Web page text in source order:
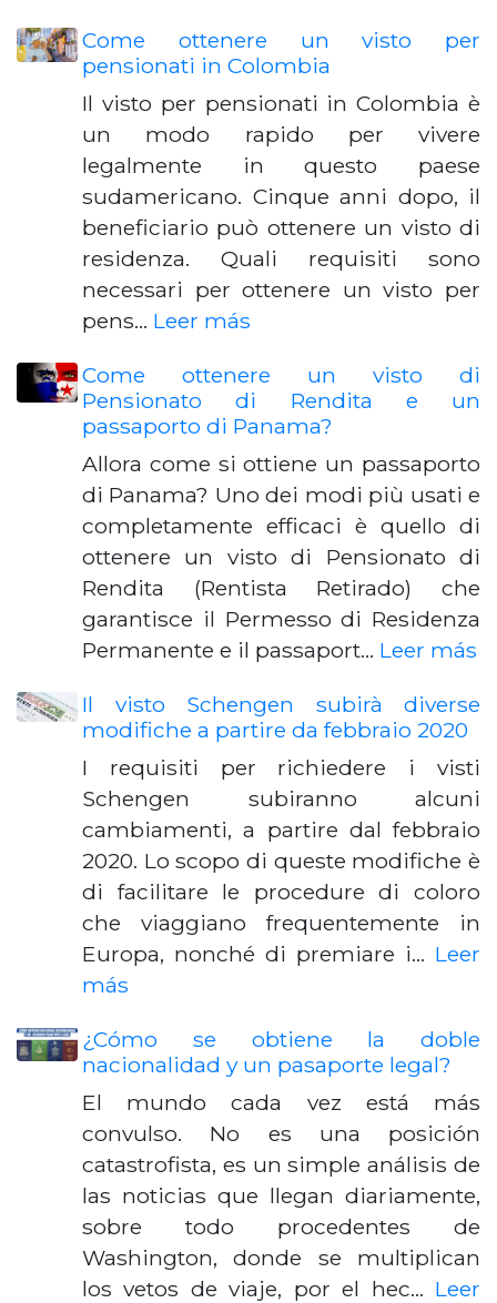
Come ottenere un visto per
pensionati in Colombia
Il visto per pensionati in Colombia è
un modo rapido per vivere
legalmente in questo paese
sudamericano. Cinque anni dopo, il
beneficiario può ottenere un visto di
residenza. Quali requisiti sono
necessari per ottenere un visto per
pens… Leer más
Come ottenere un visto di
Pensionato di Rendita e un
passaporto di Panama?
Allora come si ottiene un passaporto
di Panama? Uno dei modi più usati e
completamente efficaci è quello di
ottenere un visto di Pensionato di
Rendita (Rentista Retirado) che
garantisce il Permesso di Residenza
Permanente e il passaport… Leer más
Il visto Schengen subirà diverse
modifiche a partire da febbraio 2020
I requisiti per richiedere i visti
Schengen subiranno alcuni
cambiamenti, a partire dal febbraio
2020. Lo scopo di queste modifiche è
di facilitare le procedure di coloro
che viaggiano frequentemente in
Europa, nonché di premiare i… Leer
más
¿Cómo se obtiene la doble
nacionalidad y un pasaporte legal?
El mundo cada vez está más
convulso. No es una posición
catastrofista, es un simple análisis de
las noticias que llegan diariamente,
sobre todo procedentes de
Washington, donde se multiplican
los vetos de viaje, por el hec… Leer